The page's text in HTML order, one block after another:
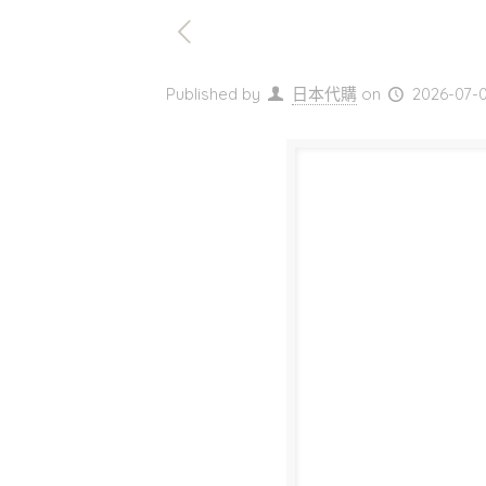
Published by 日本代購 on 2026-07-